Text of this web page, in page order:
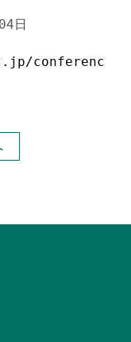
日
conferenc